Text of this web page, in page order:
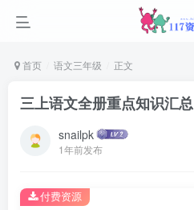
首页 语文三年级 正文
三上语文全册重点知识汇总
snailpk
1年前发布
付费资源